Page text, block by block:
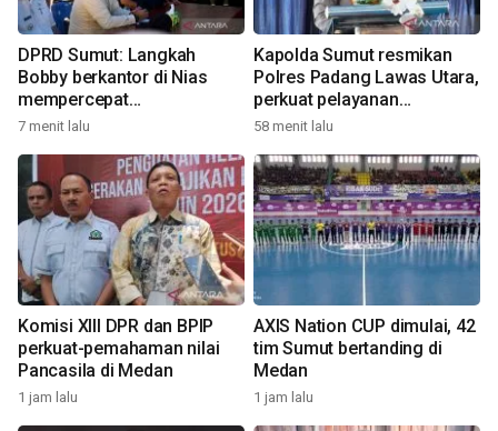
DPRD Sumut: Langkah
Bobby berkantor di Nias
mempercepat
pembangunan
7 menit lalu
Kapolda Sumut resmikan
Polres Padang Lawas Utara,
perkuat pelayanan
kepolisian
58 menit lalu
Komisi XIII DPR dan BPIP
perkuat-pemahaman nilai
Pancasila di Medan
1 jam lalu
AXIS Nation CUP dimulai, 42
tim Sumut bertanding di
Medan
1 jam lalu